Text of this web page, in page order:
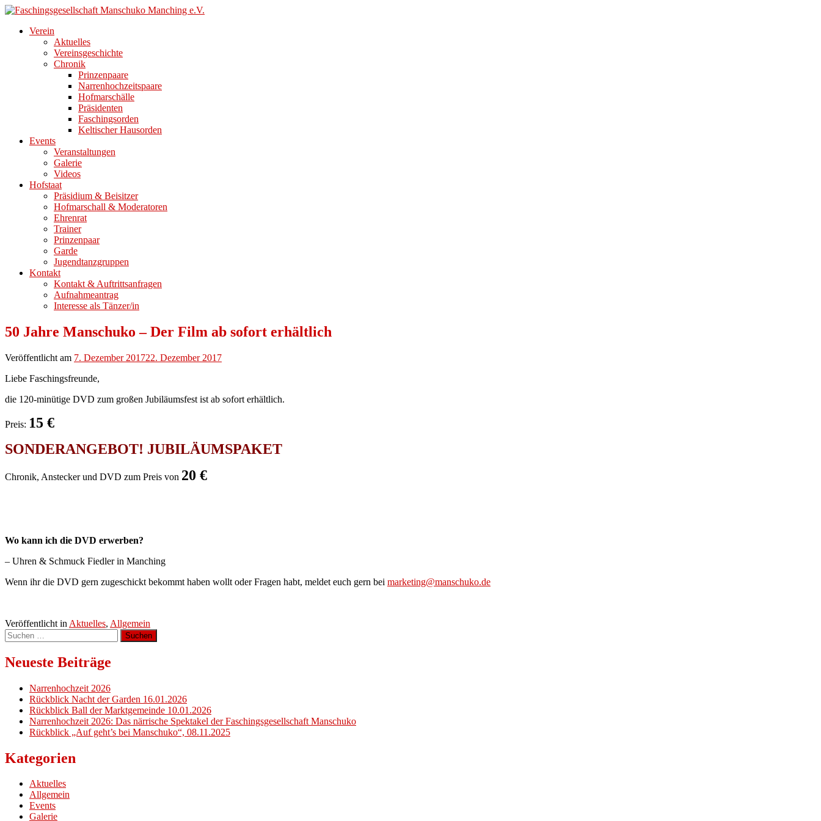
Direkt
Inhalt
Verein
Aktuelles
Vereinsgeschichte
Chronik
Prinzenpaare
Narrenhochzeitspaare
Hofmarschälle
Präsidenten
Faschingsorden
Keltischer Hausorden
Events
Veranstaltungen
Galerie
Videos
Hofstaat
Präsidium & Beisitzer
Hofmarschall & Moderatoren
Ehrenrat
Trainer
Prinzenpaar
Garde
Jugendtanzgruppen
Kontakt
Kontakt & Auftrittsanfragen
Aufnahmeantrag
Interesse als Tänzer/in
50 Jahre Manschuko – Der Film ab sofort erhältlich
Veröffentlicht am 7. Dezember 201722. Dezember 2017
Liebe Faschingsfreunde,
die 120-minütige DVD zum großen Jubiläumsfest ist ab sofort erhältlich.
Preis: 15 €
SONDERANGEBOT! JUBILÄUMSPAKET
Chronik, Anstecker und DVD zum Preis von 20 €
Wo kann ich die DVD erwerben?
– Uhren & Schmuck Fiedler in Manching
Wenn ihr die DVD gern zugeschickt bekommt haben wollt oder Fragen habt, meldet euch gern bei marketing@manschuko.de
Veröffentlicht in Aktuelles, Allgemein
Suchen
nach:
Neueste Beiträge
Narrenhochzeit 2026
Rückblick Nacht der Garden 16.01.2026
Rückblick Ball der Marktgemeinde 10.01.2026
Narrenhochzeit 2026: Das närrische Spektakel der Faschingsgesellschaft Manschuko
Rückblick „Auf geht’s bei Manschuko“, 08.11.2025
Kategorien
Aktuelles
Allgemein
Events
Galerie